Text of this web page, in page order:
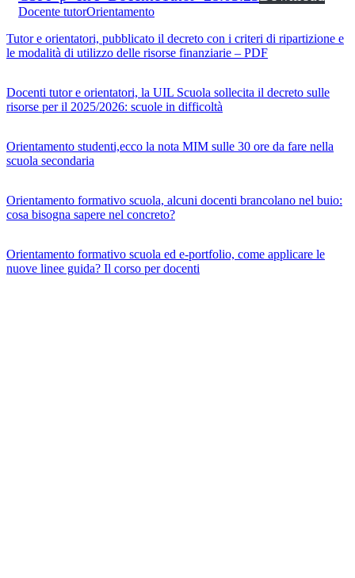
Docente tutorOrientamento
Tutor e orientatori, pubblicato il decreto con i criteri di ripartizione e
le modalità di utilizzo delle risorse finanziarie – PDF
Docenti tutor e orientatori, la UIL Scuola sollecita il decreto sulle
risorse per il 2025/2026: scuole in difficoltà
Orientamento studenti,ecco la nota MIM sulle 30 ore da fare nella
scuola secondaria
Orientamento formativo scuola, alcuni docenti brancolano nel buio:
cosa bisogna sapere nel concreto?
Orientamento formativo scuola ed e-portfolio, come applicare le
nuove linee guida? Il corso per docenti